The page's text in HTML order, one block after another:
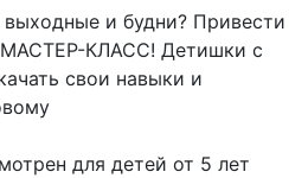
выходные и будни? Привести
КЛАСС! Детишки с
свои навыки и
для детей от 5 лет